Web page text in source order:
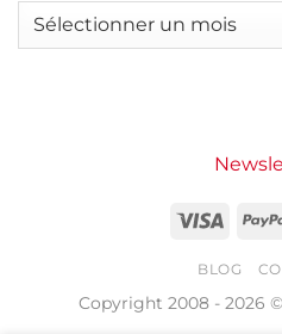
à
boisson
Archives
Visa
BLOG
Copyright 2008 - 2026 ©